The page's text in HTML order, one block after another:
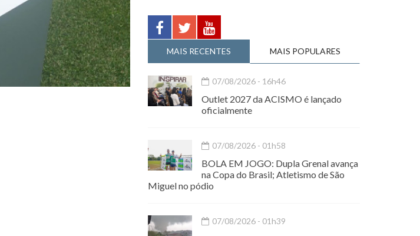
MAIS RECENTES MAIS POPULARES
07/08/2026 - 16h46
Outlet 2027 da ACISMO é lançado
oficialmente
07/08/2026 - 01h58
BOLA EM JOGO: Dupla Grenal avança
na Copa do Brasil; Atletismo de São
Miguel no pódio
07/08/2026 - 01h39